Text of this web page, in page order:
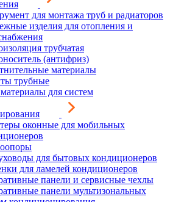
для монтажа труб и радиаторов
изделия для отопления и
трубчатая
(антифриз)
материалы
трубные
для систем
оконные для мобильных
для бытовых кондиционеров
для ламелей кондиционеров
панели и сервисные чехлы
панели мультизональных